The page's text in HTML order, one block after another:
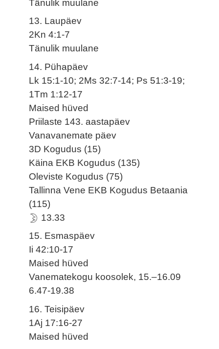
Tänulik muulane
13. Laupäev
2Kn 4:1-7
Tänulik muulane
14. Pühapäev
Lk 15:1-10; 2Ms 32:7-14; Ps 51:3-19;
1Tm 1:12-17
Maised hüved
Priilaste 143. aastapäev
Vanavanemate päev
3D Kogudus (15)
Käina EKB Kogudus (135)
Oleviste Kogudus (75)
Tallinna Vene EKB Kogudus Betaania
(115)
13.33
15. Esmaspäev
Ii 42:10-17
Maised hüved
Vanematekogu koosolek, 15.–16.09
6.47-19.38
16. Teisipäev
1Aj 17:16-27
Maised hüved